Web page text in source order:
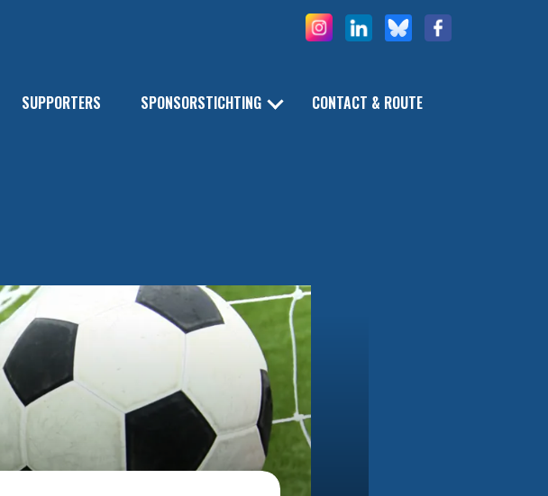
SUPPORTERS SPONSORSTICHTING CONTACT & ROUTE
Bekijk alle foto's